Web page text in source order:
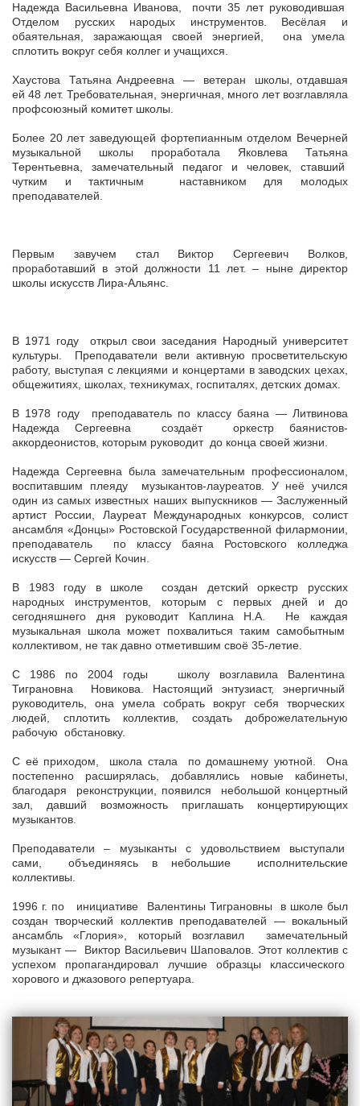
Надежда Васильевна Иванова, почти 35 лет руководившая
Отделом русских народых инструментов. Весёлая и
обаятельная, заражающая своей энергией, она умела
сплотить вокруг себя коллег и учащихся.
Хаустова Татьяна Андреевна — ветеран школы, отдавшая
ей 48 лет. Требовательная, энергичная, много лет возглавляла
профсоюзный комитет школы.
Более 20 лет заведующей фортепианным отделом Вечерней
музыкальной школы проработала Яковлева Татьяна
Терентьевна, замечательный педагог и человек, ставший
чутким и тактичным наставником для молодых
преподавателей.
Первым завучем стал Виктор Сергеевич Волков,
проработавший в этой должности 11 лет. – ныне директор
школы искусств Лира-Альянс.
В 1971 году открыл свои заседания Народный университет
культуры. Преподаватели вели активную просветительскую
работу, выступая с лекциями и концертами в заводских цехах,
общежитиях, школах, техникумах, госпиталях, детских домах.
В 1978 году преподаватель по классу баяна — Литвинова
Надежда Сергеевна создаёт оркестр баянистов-
аккордеонистов, которым руководит до конца своей жизни.
Надежда Сергеевна была замечательным профессионалом,
воспитавшим плеяду музыкантов-лауреатов. У неё учился
один из самых известных наших выпускников — Заслуженный
артист России, Лауреат Международных конкурсов, солист
ансамбля «Донцы» Ростовской Государственной филармонии,
преподаватель по классу баяна Ростовского колледжа
искусств — Сергей Кочин.
В 1983 году в школе создан детский оркестр русских
народных инструментов, которым с первых дней и до
сегодняшнего дня руководит Каплина Н.А. Не каждая
музыкальная школа может похвалиться таким самобытным
коллективом, не так давно отметившим своё 35-летие.
С 1986 по 2004 годы школу возглавила Валентина
Тиграновна Новикова. Настоящий энтузиаст, энергичный
руководитель, она умела собрать вокруг себя творческих
людей, сплотить коллектив, создать доброжелательную
рабочую обстановку.
С её приходом, школа стала по домашнему уютной. Она
постепенно расширялась, добавлялись новые кабинеты,
благодаря реконструкции, появился небольшой концертный
зал, давший возможность приглашать концертирующих
музыкантов.
Преподаватели – музыканты с удовольствием выступали
сами, объединяясь в небольшие исполнительские
коллективы.
1996 г. по инициативе Валентины Тиграновны в школе был
создан творческий коллектив преподавателей — вокальный
ансамбль «Глория», который возглавил замечательный
музыкант — Виктор Васильевич Шаповалов. Этот коллектив с
успехом пропагандировал лучшие образцы классического
хорового и джазового репертуара.